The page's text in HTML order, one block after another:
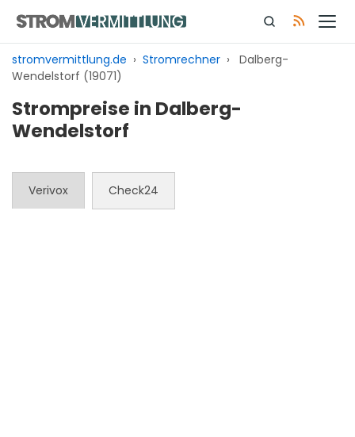
Inhalt
springen
stromvermittlung.de › Stromrechner › Dalberg-
Wendelstorf (19071)
Strompreise in Dalberg-
Wendelstorf
Verivox Check24